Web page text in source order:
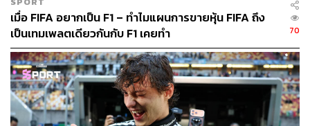
เมื่อ FIFA อยากเป็น F1 – ทำไมแผนการขายหุ้น FIFA ถึง
เป็นเทมเพลตเดียวกันกับ F1 เคยทำ
70